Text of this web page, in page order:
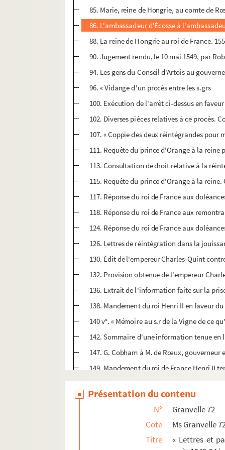
85. Marie, reine de Hongrie, au comte de
86. L'ambassadeur d'Écosse à
88. La reine de Hongrie au roi de France.
90. Jugement rendu, le 10 mai 1549, par
94. Les gens du Conseil d'Artois au
96. « Vidange d'un procès entre les s.grs
100. Exécution de l'arrêt ci-dessus en
102. Diverses pièces relatives à ce procès.
107. « Coppie des deux réintégrandes
111. Requête du prince d'Orange à la
113. Consultation de droit relative à la
115. Requête du prince d'Orange à la reine.
117. Réponse du roi de France aux
118. Réponse du roi de France aux
124. Réponse du roi de France aux
126. Lettres de réintégration dans la
130. Édit de l'empereur Charles-Quint
132. Provision obtenue de l'empereur
136. Extrait de l'information faite sur la
138. Mandement du roi Henri II en faveur
140 v°. « Mémoire au s.r de la Vigne de ce
142. Sommaire d'une information tenue en
147. G. Cobham à M. de Rœux,
149. Mandement du roi de France Henri II
151. Le roi Henri II à son ambassadeur
153. Réponse de l'Empereur aux
155. Requête au roi de France par Simon
156. Lettres patentes de l'empereur
158. Le roi Henri II aux bourgmestre et
Présentation du contenu
N°
Granvelle 72
Cote
Ms Granvelle
Titre
« Lettres et